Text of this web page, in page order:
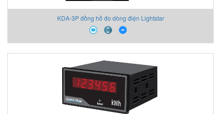
KDA-3P đồng hồ đo dòng điện Lightstar